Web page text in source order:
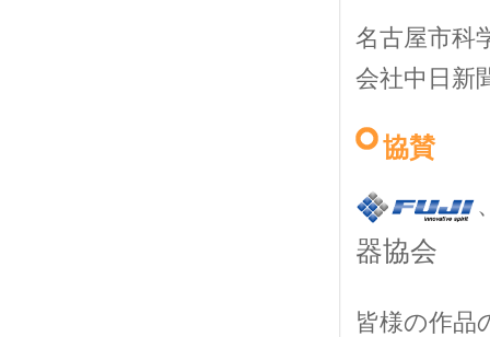
名古屋市科
会社中日新
協賛
器協会
皆様の作品